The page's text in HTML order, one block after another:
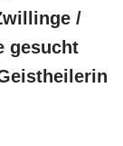
/
gesucht